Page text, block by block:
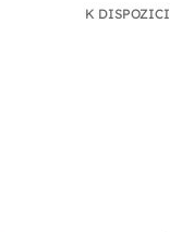
K DISPOZICI